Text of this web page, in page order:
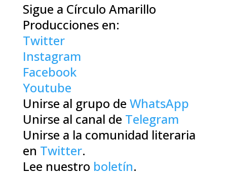
Sigue a Círculo Amarillo
Producciones en:
Twitter
Instagram
Facebook
Youtube
Unirse al grupo de WhatsApp
Unirse al canal de Telegram
Unirse a la comunidad literaria
en Twitter.
Lee nuestro boletín.